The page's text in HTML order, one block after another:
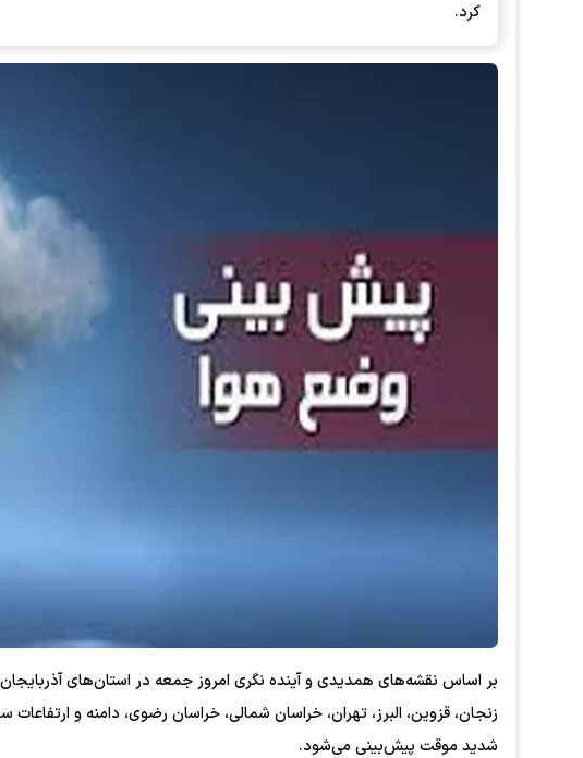
کرد.
بر اساس نقشه‌های همدیدی و آینده نگری امروز جمعه در استان‌های آذربایجان
زنجان، قزوین، البرز، تهران، خراسان شمالی، خراسان رضوی، دامنه و
شدید موقت پیش‌بینی می‌شود.